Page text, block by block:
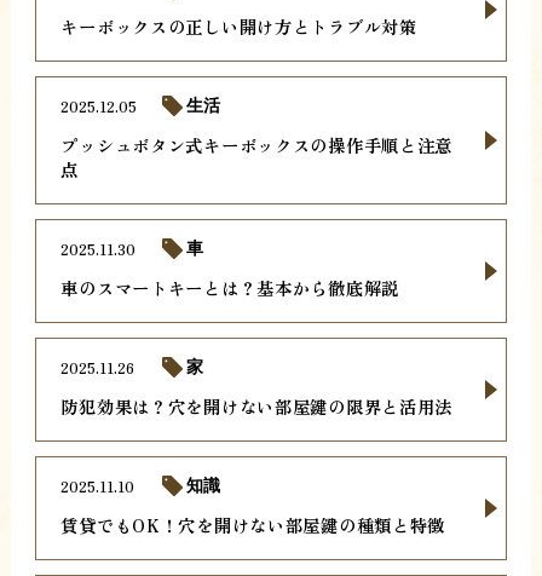
キーボックスの正しい開け方とトラブル対策
プッシュボタン式キーボックスの操作手順と注意
点
2025.12.05 生活
車のスマートキーとは？基本から徹底解説
2025.11.30 車
防犯効果は？穴を開けない部屋鍵の限界と活用法
2025.11.26 家
賃貸でもOK！穴を開けない部屋鍵の種類と特徴
2025.11.10 知識